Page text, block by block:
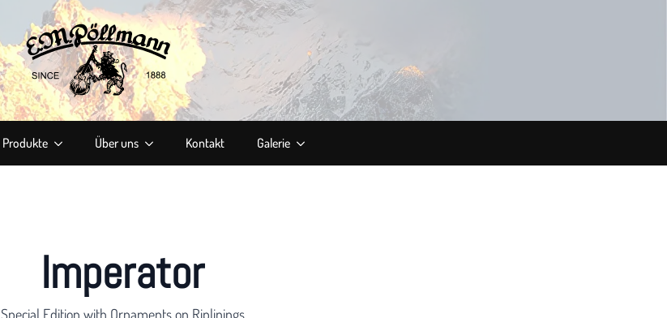
Produkte Über uns Kontakt Galerie
Imperator
Special Edition with Ornaments on Riplinings